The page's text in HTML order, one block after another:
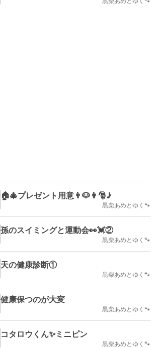
🏠️🎄プレゼント用意👨🐶👩🎅♪
黒柴あめとゆく🐾
孫のスイミングと運動会👀💓②
黒柴あめとゆく🐾
天の健康診断①
黒柴あめとゆく🐾
健康保つのが大変
黒柴あめとゆく🐾
コタロウくん✨ミニピン
黒柴あめとゆく🐾